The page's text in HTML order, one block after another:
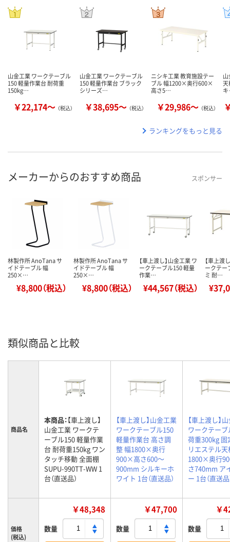
山金工業 ワークテーブル
150 軽量作業台 耐荷重
150kg…
￥22,174～ （税込）
山金工業 ワークテーブル
150 軽量作業台 ブラック
シリーズ…
￥38,695～ （税込）
ニシキ工業 教育施設テー
ブル 幅1200×奥行600×
高さ5…
￥29,986～ （税込）
天
ランキングをもっと見る
メーカーからのおすすめ商品 スポンサー
林製作所 AnoTana サ
イドテーブル 幅
250×…
¥8,800（税込）
林製作所 AnoTana サ
イドテーブル 幅
250×…
¥8,800（税込）
【車上渡し】山金工業 ワ
ークテーブル150 軽量
作業…
¥44,567（税込）
【車上渡
ークテー
ミ 耐…
類似商品と比較
商品名
本商品：【車上渡し】
山金工業 ワークテ
ーブル150 軽量作業
台 耐荷重150kg ワン
タッチ移動 全面棚
SUPU-990TT-WW 1
台（直送品）
【車上渡し】山金工業
ワークテーブル150
軽量作業台 高さ調
整 幅1800×奥行
900×高さ600～
900mm シルキーホ
ワイト 1台（直送品）
【車上渡し】
ワークテーブ
荷重300kg 固
リエステル天
1800×奥行
さ740mm ア
ー 1台（直送品
価格
(税込)
￥48,348
数量
￥47,700
数量
￥
数量